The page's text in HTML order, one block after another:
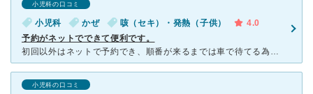
小児科の口コミ
小児科 かぜ 咳（セキ）・発熱（子供）
4.0
予約がネットでできて便利です。
初回以外はネットで予約でき、順番が来るまでは車で待てる為、大変便利です。 お医者様はこちらが質問しない限り、特に色々教えて下さる方ではない為、気になる事があれば、何でも診察前に伝えた方が良いかと思い
小児科の口コミ